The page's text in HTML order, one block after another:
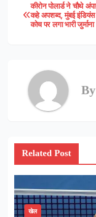
Post
navigation
कीरोन पोलार्ड ने चौथे
कहे अपशब्द, मुंबई
कोच पर लगा भारी जुर्माना
By
Related Post
खेल